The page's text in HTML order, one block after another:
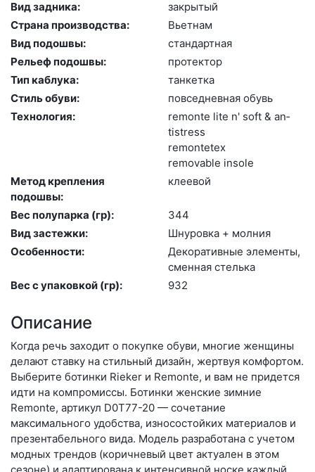
Вид задника:
зак­ры­тый
Страна производства:
Вь­ет­нам
Вид подошвы:
стан­дарт­ная
Рельеф подошвы:
про­тек­тор
Тип каблука:
тан­кетка
Стиль обуви:
пов­седнев­ная обувь
Технология:
re­mon­te li­te n' soft & an­
tist­ress
re­mon­te­tex
re­movab­le in­so­le
Метод крепления
подошвы:
кле­евой
Вес полупарка (гр):
344
Вид застежки:
Шну­ров­ка + мол­ния
Особенности:
Де­кора­тив­ные эле­мен­ты,
смен­ная стель­ка
Вес с упаковкой (гр):
932
Описание
Когда речь заходит о покупке обуви, многие женщины
делают ставку на стильный дизайн, жертвуя комфортом.
Выберите бо­тин­ки Rieker и Remonte, и вам не придется
идти на компромиссы. Ботинки женские зимние
Remonte, артикул D0T77-20 — сочетание
максимального удобства, износостойких материалов и
презентабельного вида. Модель разработана с учетом
модных трендов (ко­рич­не­вый цвет актуален в этом